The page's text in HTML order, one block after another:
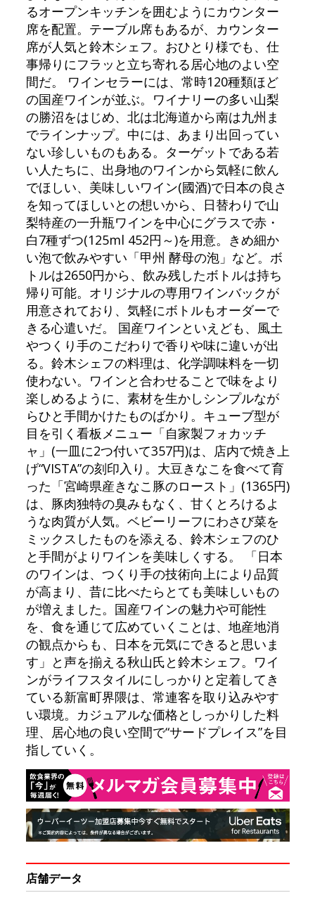
るオープンキッチンを囲むようにカウンター
席を配置。テーブル席もあるが、カウンター
席が人気と鈴木シェフ。おひとり様でも、仕
事帰りにフラッと立ち寄れる居心地のよい空
間だ。 ワインセラーには、常時120種類ほど
の国産ワインが並ぶ。ワイナリーの多い山梨
の勝沼をはじめ、北は北海道から南は九州ま
でラインナップ。中には、あまり出回ってい
ない珍しいものもある。ターゲットである若
い人たちに、出身地のワインから気軽に飲ん
でほしい、美味しいワイン(國酒)で日本の良さ
を知ってほしいとの想いから、日替わりで山
梨特産の一升瓶ワインを中心にグラスで赤・
白7種ずつ(125ml 452円～)を用意。きめ細か
い泡で飲みやすい「甲州 酵母の泡」など。ボ
トルは2650円から、飲み残したボトルは持ち
帰り可能。オリジナルの専用ワインバックが
用意されており、気軽にボトルもオーダーで
きる心遣いだ。 国産ワインといえども、風土
やつくり手のこだわりで香りや味に違いが出
る。鈴木シェフの料理は、化学調味料を一切
使わない。ワインと合わせることで味をより
楽しめるように、素材を生かしシンプルなが
らひと手間かけたものばかり。キューブ型が
目を引く看板メニュー「自家製フォカッチ
ャ」(一皿に2つ付いて357円)は、店内で焼き上
げ“VISTA”の刻印入り。大豆きなこを食べて育
った「宮崎県産きなこ豚のロースト」(1365円)
は、豚肉独特の臭みもなく、甘くとろけるよ
うな肉質が人気。ベビーリーフにわさび菜を
ミックスしたものを添える、鈴木シェフのひ
と手間がよりワインを美味しくする。 「日本
のワインは、つくり手の技術向上により品質
が高まり、昔に比べたらとても美味しいもの
が増えました。国産ワインの魅力や可能性
を、食を通じて広めていくことは、地産地消
の観点からも、日本を元気にできると思いま
す」と声を揃える秋山氏と鈴木シェフ。ワイ
ンがライフスタイルにしっかりと定着してき
ている新富町界隈は、常連客を取り込みやす
い環境。カジュアルな価格としっかりした料
理、居心地の良い空間で“サードプレイス”を目
指していく。
店舗データ